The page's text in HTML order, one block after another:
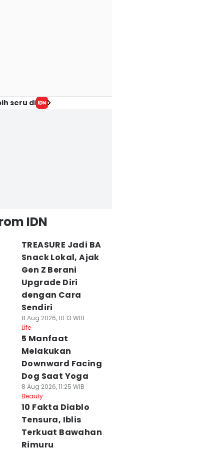
seru di
IDN
TREASURE Jadi BA
Snack Lokal, Ajak
Gen Z Berani
Upgrade Diri
dengan Cara
Sendiri
8 Aug 2026, 10:13 WIB
Life
5 Manfaat
Melakukan
Downward Facing
Dog Saat Yoga
8 Aug 2026, 11:25 WIB
Beauty
10 Fakta Diablo
Tensura, Iblis
Terkuat Bawahan
Rimuru